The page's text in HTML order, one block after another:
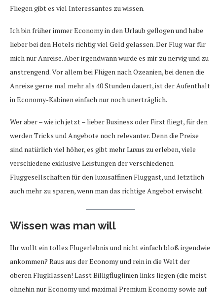
Fliegen gibt es viel Interessantes zu wissen.
Ich bin früher immer Economy in den Urlaub geflogen und habe
lieber bei den Hotels richtig viel Geld gelassen. Der Flug war für
mich nur Anreise. Aber irgendwann wurde es mir zu nervig und zu
anstrengend. Vor allem bei Flügen nach Ozeanien, bei denen die
Anreise gerne mal mehr als 40 Stunden dauert, ist der Aufenthalt
in Economy-Kabinen einfach nur noch unerträglich.
Wer aber – wie ich jetzt – lieber Business oder First fliegt, für den
werden Tricks und Angebote noch relevanter. Denn die Preise
sind natürlich viel höher, es gibt mehr Luxus zu erleben, viele
verschiedene exklusive Leistungen der verschiedenen
Fluggesellschaften für den luxusaffinen Fluggast, und letztlich
auch mehr zu sparen, wenn man das richtige Angebot erwischt.
Wissen was man will
Ihr wollt ein tolles Flugerlebnis und nicht einfach bloß irgendwie
ankommen? Raus aus der Economy und rein in die Welt der
oberen Flugklassen! Lasst Billigfluglinien links liegen (die meist
ohnehin nur Economy und maximal Premium Economy sowie auf